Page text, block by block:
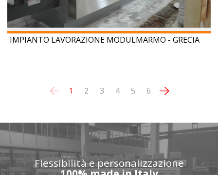
IMPIANTO LAVORAZIONE MODULMARMO - GRECIA
1 2 3 4 5 6
Flessibilità e personalizzazione